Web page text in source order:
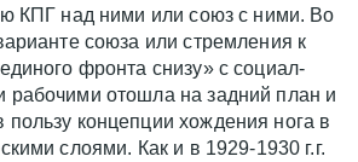
КПГ над ними или союз с ними. Во
союза или стремления к
фронта снизу» с социал-
рабочими отошла на задний план и
концепции хождения нога в
слоями. Как и в 1929-1930 г.г.